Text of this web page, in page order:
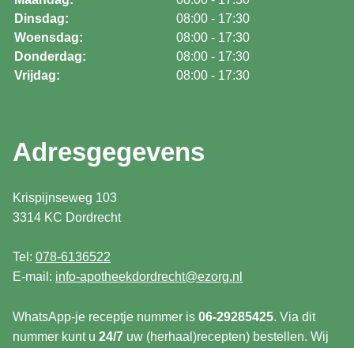
Dinsdag:
08:00 - 17:30
Woensdag:
08:00 - 17:30
Donderdag:
08:00 - 17:30
Vrijdag:
08:00 - 17:30
Adresgegevens
Krispijnseweg 103
3314 KC Dordrecht
Tel: 078-6136522
E-mail: info-apotheekdordrecht@ezorg.nl
WhatsApp-je receptje nummer is 06-29285425. Via dit
nummer kunt u 24/7 uw (herhaal)recepten) bestellen. Wij